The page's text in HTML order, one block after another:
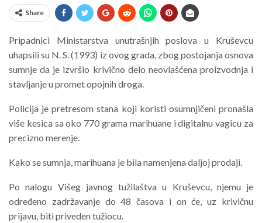
Share
Pripadnici Ministarstva unutrašnjih poslova u Kruševcu
uhapsili su N. S. (1993) iz ovog grada, zbog postojanja osnova
sumnje da je izvršio krivično delo neovlašćena proizvodnja i
stavljanje u promet opojnih droga.
Policija je pretresom stana koji koristi osumnjičeni pronašla
više kesica sa oko 770 grama marihuane i digitalnu vagicu za
precizno merenje.
Kako se sumnja, marihuana je bila namenjena daljoj prodaji.
Po nalogu Višeg javnog tužilaštva u Kruševcu, njemu je
određeno zadržavanje do 48 časova i on će, uz krivičnu
prijavu, biti priveden tužiocu.